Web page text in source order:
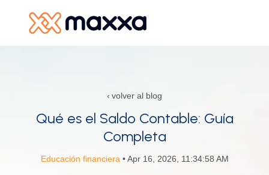
CONTENT
Nosotros
volver al blog
Qué es el Saldo Contable: Guía
Completa
Educación financiera • Apr 16, 2026, 11:34:58 AM